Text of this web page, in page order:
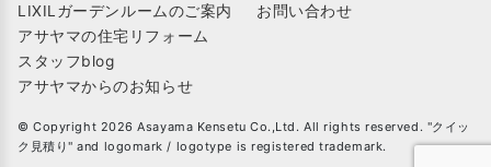
LIXILガーデンルームのご案内
アサヤマの住宅リフォーム
スタッフblog
アサヤマからのお知らせ
お問い合わせ
© Copyright 2026 Asayama Kensetu Co.,Ltd. All rights reserved. "クイッ
ク見積り" and logomark / logotype is registered trademark.